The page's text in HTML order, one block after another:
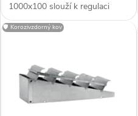
u
d
u
k
1000x100 slouží k regulaci
průtoku vzduchu. Regulace je
určena pro
opatřena regulačními listy s...
🛡️ Korozivzdorný kov